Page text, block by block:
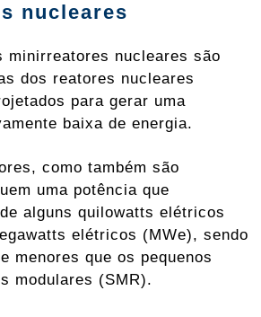
nucleares
minirreatores nucleares são
dos reatores nucleares
para gerar uma
baixa de energia.
como também são
uma potência que
alguns quilowatts elétricos
elétricos (MWe), sendo
menores que os pequenos
modulares (SMR).